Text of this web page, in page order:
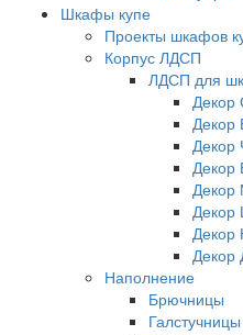
Шкафы купе
Проекты шкафов
Корпус ЛДСП
ЛДСП для
Декор
Декор
Декор
Декор
Декор
Декор
Декор
Декор
Наполнение
Брючницы
Галстучницы